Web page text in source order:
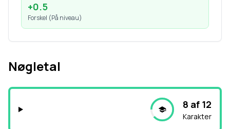
+0.5
Forskel (På niveau)
Nøgletal
8 af 12
Karakter